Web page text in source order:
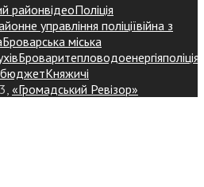
районвідеоПоліція
управління поліціївійна з
Броварська міська
Броваритепловодоенергіяполіція
бюджетКняжичі
«Громадський Ревізор»